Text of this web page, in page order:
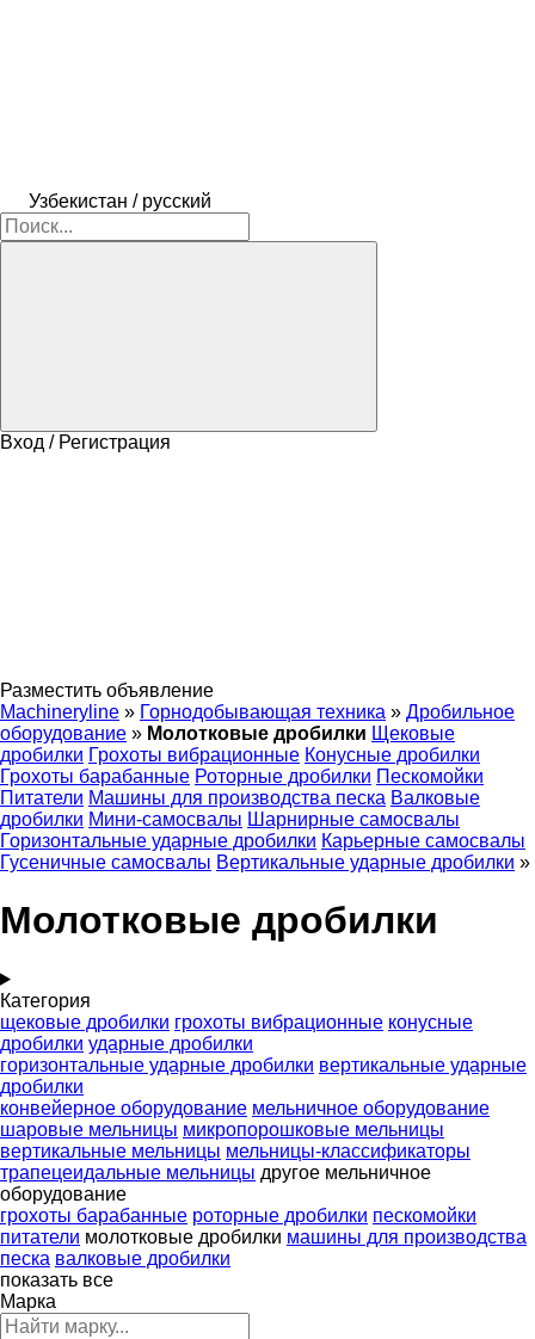
Узбекистан / русский
Вход / Регистрация
Разместить объявление
Machineryline » Горнодобывающая техника » Дробильное
оборудование » Молотковые дробилки Щековые
дробилки Грохоты вибрационные Конусные дробилки
Грохоты барабанные Роторные дробилки Пескомойки
Питатели Машины для производства песка Валковые
дробилки Мини-самосвалы Шарнирные самосвалы
Горизонтальные ударные дробилки Карьерные самосвалы
Гусеничные самосвалы Вертикальные ударные дробилки »
Молотковые дробилки
Категория
щековые дробилки грохоты вибрационные конусные
дробилки ударные дробилки
горизонтальные ударные дробилки вертикальные ударные
дробилки
конвейерное оборудование мельничное оборудование
шаровые мельницы микропорошковые мельницы
вертикальные мельницы мельницы-классификаторы
трапецеидальные мельницы другое мельничное
оборудование
грохоты барабанные роторные дробилки пескомойки
питатели молотковые дробилки машины для производства
песка валковые дробилки
показать все
Марка